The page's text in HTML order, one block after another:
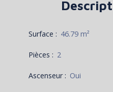
Surface : 46.79 m²
Pièces : 2
Ascenseur: Oui